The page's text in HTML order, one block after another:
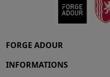
FORGE ADOUR
INFORMATIONS